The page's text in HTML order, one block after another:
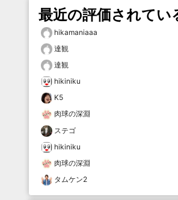
最近の評価されてい
hikamaniaaa
達観
達観
hikiniku
K5
肉球の深淵
ステゴ
hikiniku
肉球の深淵
タムケン2